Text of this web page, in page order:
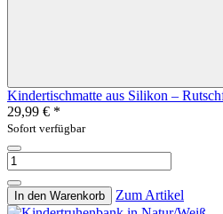
Kindertischmatte aus Silikon –
29,99 € *
Sofort verfügbar
In den Warenkorb Zum Artikel